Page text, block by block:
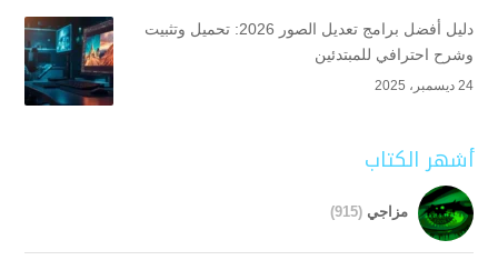
دليل أفضل برامج تعديل الصور 2026: تحميل وتثبيت
وشرح احترافي للمبتدئين
24 ديسمبر، 2025
أشهر الكتاب
مزاجي (915)